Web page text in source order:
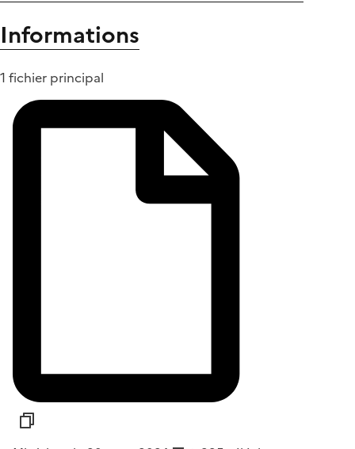
Informations
1 fichier principal